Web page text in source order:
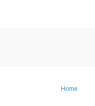
Home